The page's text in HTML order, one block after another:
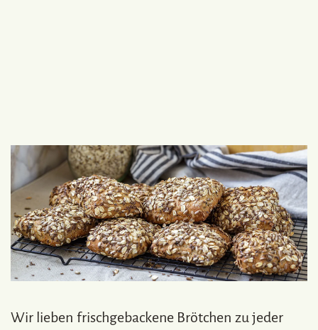
Wir lieben frischgebackene Brötchen zu jeder